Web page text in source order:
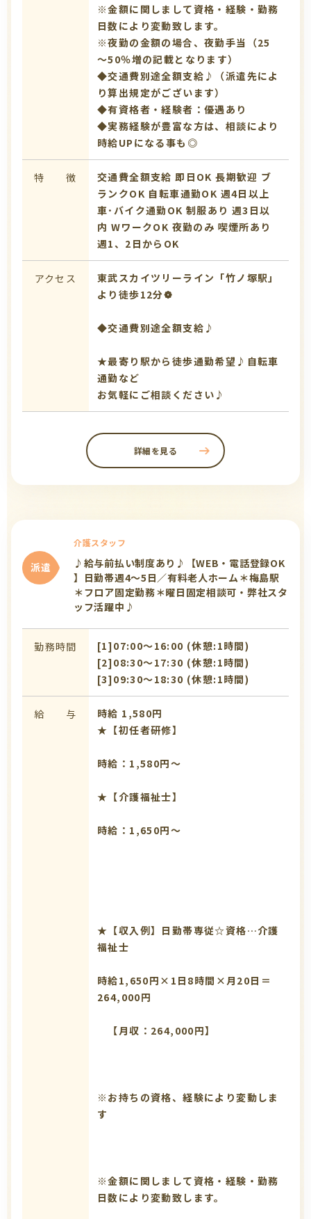
※金額に関しまして資格・経験・勤務
日数により変動致します。
※夜勤の金額の場合、夜勤手当（25
～50％増の記載となります）
◆交通費別途全額支給♪（派遣先によ
り算出規定がございます）
◆有資格者・経験者：優遇あり
◆実務経験が豊富な方は、相談により
時給UPになる事も◎
特 徴 交通費全額支給 即日OK 長期歓迎 ブ
ランクOK 自転車通勤OK 週4日以上
車･バイク通勤OK 制服あり 週3日以
内 WワークOK 夜勤のみ 喫煙所あり
週1、2日からOK
アクセス
東武スカイツリーライン「竹ノ塚駅」
より徒歩12分❁
◆交通費別途全額支給♪
★最寄り駅から徒歩通勤希望♪自転車
通勤など
お気軽にご相談ください♪
詳細を見る
派遣
介護スタッフ
♪給与前払い制度あり♪【WEB・電話登録OK
】日勤帯週4～5日／有料老人ホーム＊梅島駅
＊フロア固定勤務＊曜日固定相談可・弊社スタ
ッフ活躍中♪
勤務時間
[1]07:00〜16:00 (休憩:1時間)
[2]08:30〜17:30 (休憩:1時間)
[3]09:30〜18:30 (休憩:1時間)
給 与
時給 1,580円
★【初任者研修】
時給：1,580円～
★【介護福祉士】
時給：1,650円～
★【収入例】日勤帯専従☆資格…介護
福祉士
時給1,650円×1日8時間×月20日＝
264,000円
【月収：264,000円】
※お持ちの資格、経験により変動しま
す
※金額に関しまして資格・経験・勤務
日数により変動致します。